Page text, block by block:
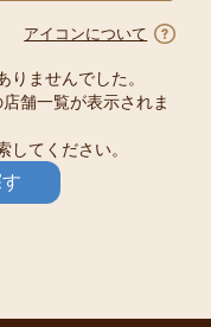
アイコンについて
ませんでした。
舗一覧が表示されま
してください。